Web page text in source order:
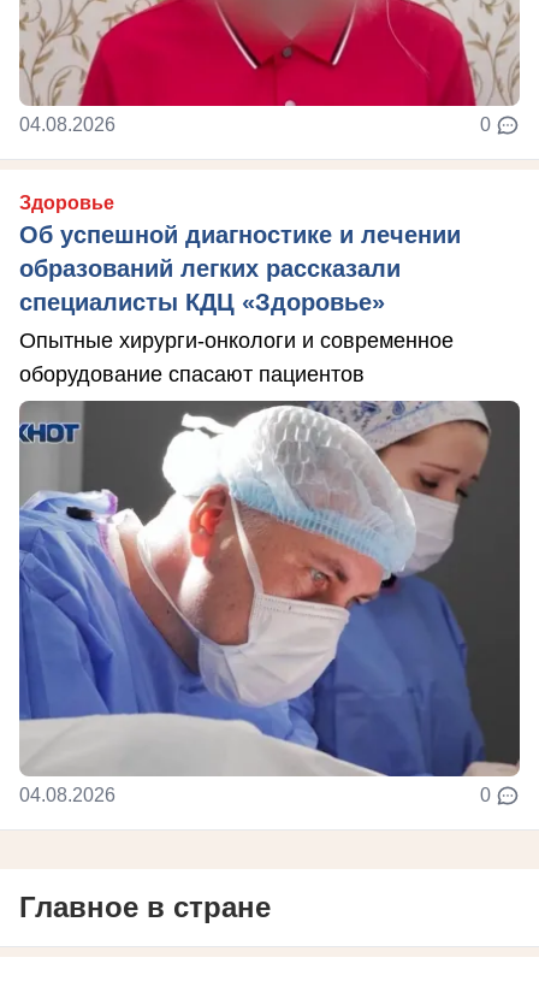
04.08.2026 0
Здоровье
Об успешной диагностике и лечении
образований легких рассказали
специалисты КДЦ «Здоровье»
Опытные хирурги-онкологи и современное
оборудование спасают пациентов
04.08.2026 0
Главное в стране